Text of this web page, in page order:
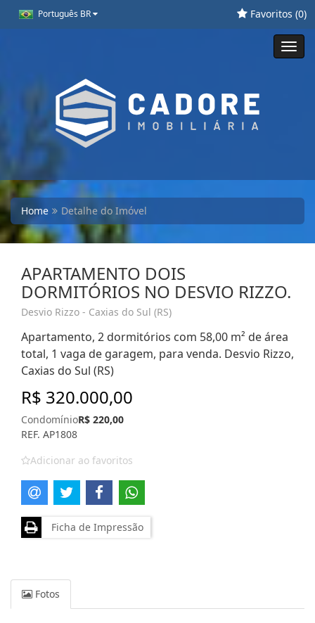
Português BR Favoritos (0)
Home Detalhe do Imóvel
APARTAMENTO DOIS
DORMITÓRIOS NO DESVIO RIZZO.
Desvio Rizzo - Caxias do Sul (RS)
Apartamento, 2 dormitórios com 58,00 m² de área
total, 1 vaga de garagem, para venda. Desvio Rizzo,
Caxias do Sul (RS)
R$ 320.000,00
CondomínioR$ 220,00
REF. AP1808
Adicionar ao favoritos
Ficha de Impressão
Fotos